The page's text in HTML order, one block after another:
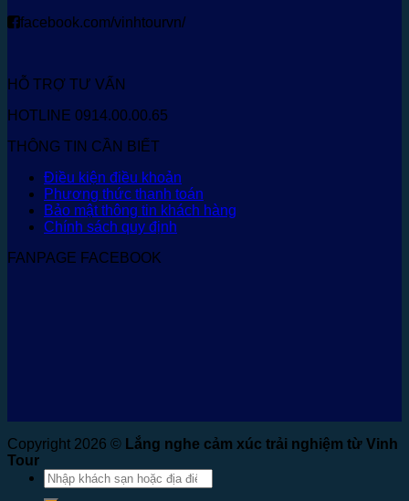
facebook.com/vinhtourvn/
HỖ TRỢ TƯ VẤN
HOTLINE 0914.00.00.65
THÔNG TIN CẦN BIẾT
Điều kiện điều khoản
Phương thức thanh toán
Bảo mật thông tin khách hàng
Chính sách quy định
FANPAGE FACEBOOK
Copyright 2026 © Lắng nghe cảm xúc trải nghiệm từ Vinh
Tour
Tìm
kiếm: